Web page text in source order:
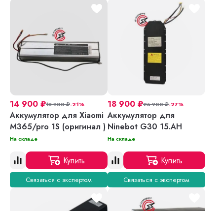
14 900 ₽18 900₽-21%
Аккумулятор для Xiaomi
M365/pro 1S (оригинал )
На складе
Купить
Связаться с экспертом
18 900 ₽25 900₽-27%
Аккумулятор для
Ninebot G30 15.AH
На складе
Купить
Связаться с экспертом